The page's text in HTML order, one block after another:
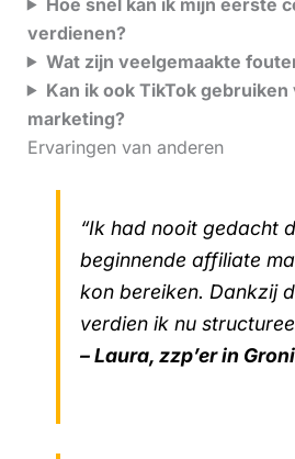
verdienen?
Wat zijn veelgemaakte
Kan ik ook TikTok
marketing?
Ervaringen van anderen
“Ik had nooit gedacht
beginnende affiliate
kon bereiken. Dankzij
verdien ik nu
– Laura, zzp’er in